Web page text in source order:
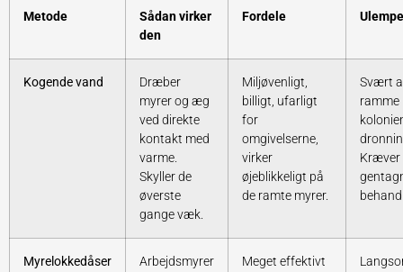
Metode
Sådan virker
den
Fordele
Kogende vand
Dræber
myrer og æg
ved direkte
kontakt med
varme.
Skyller de
øverste
gange væk.
Miljøvenligt,
billigt, ufarligt
for
omgivelserne,
virker
øjeblikkeligt på
de ramte myrer.
Svært
ramme
Kræver
Myrelokkedåser
Arbejdsmyrer
Meget effektivt